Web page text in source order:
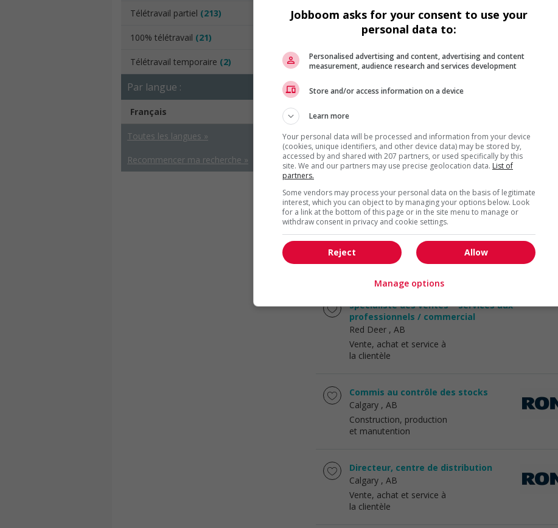
Télétravail partiel (213)
100% télétravail (21)
Télétravail temporaire (2)
Par langue :
Français
Toutes les langues »
Recommencer ma recherche »
Calgary, AB
Vente, achat et service à
Rocky View County , AB
Associe marchandisage magasin
Rocky View County, AB
la clientèle
Gerant de departement
Rocky View County, AB
Vente, achat et service à
Spécialiste des ventes – services aux
professionnels / commercial
Red Deer , AB
Vente, achat et service à
la clientèle
Commis au contrôle des stocks
Calgary , AB
Construction, production
et manutention
Directeur, centre de distribution
Calgary , AB
Vente, achat et service à
la clientèle
Jobboom asks for your consent to use your
personal data to:
Personalised advertising and content, advertising and content
measurement, audience research and services development
Store and/or access information on a device
Learn more
Your personal data will be processed and information from your device
(cookies, unique identifiers, and other device data) may be stored by,
accessed by and shared with 207 partners, or used specifically by this
site. We and our partners may use precise geolocation data. List of
partners.
Some vendors may process your personal data on the basis of legitimate
interest, which you can object to by managing your options below. Look
for a link at the bottom of this page or in the site menu to manage or
withdraw consent in privacy and cookie settings.
Allow
Reject
Manage options